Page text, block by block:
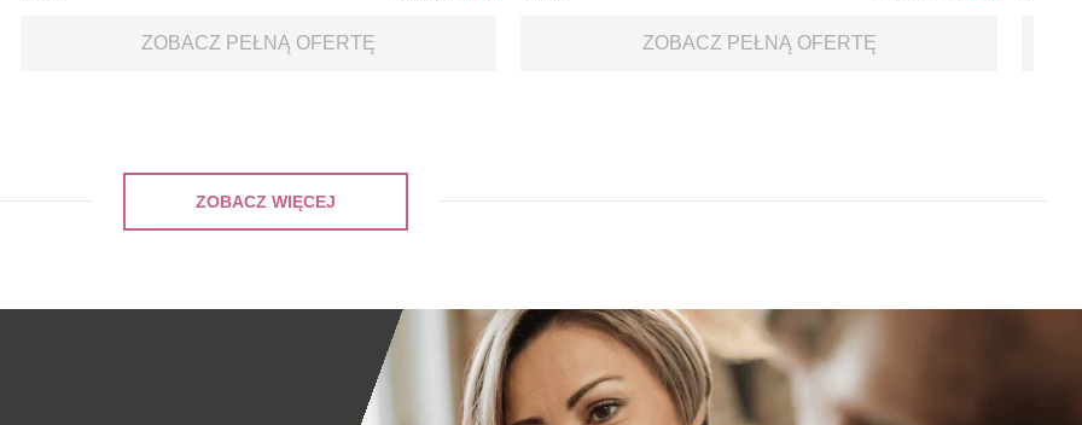
ZOBACZ PEŁNĄ OFERTĘ ZOBACZ PEŁNĄ OFERTĘ
ZOBACZ WIĘCEJ